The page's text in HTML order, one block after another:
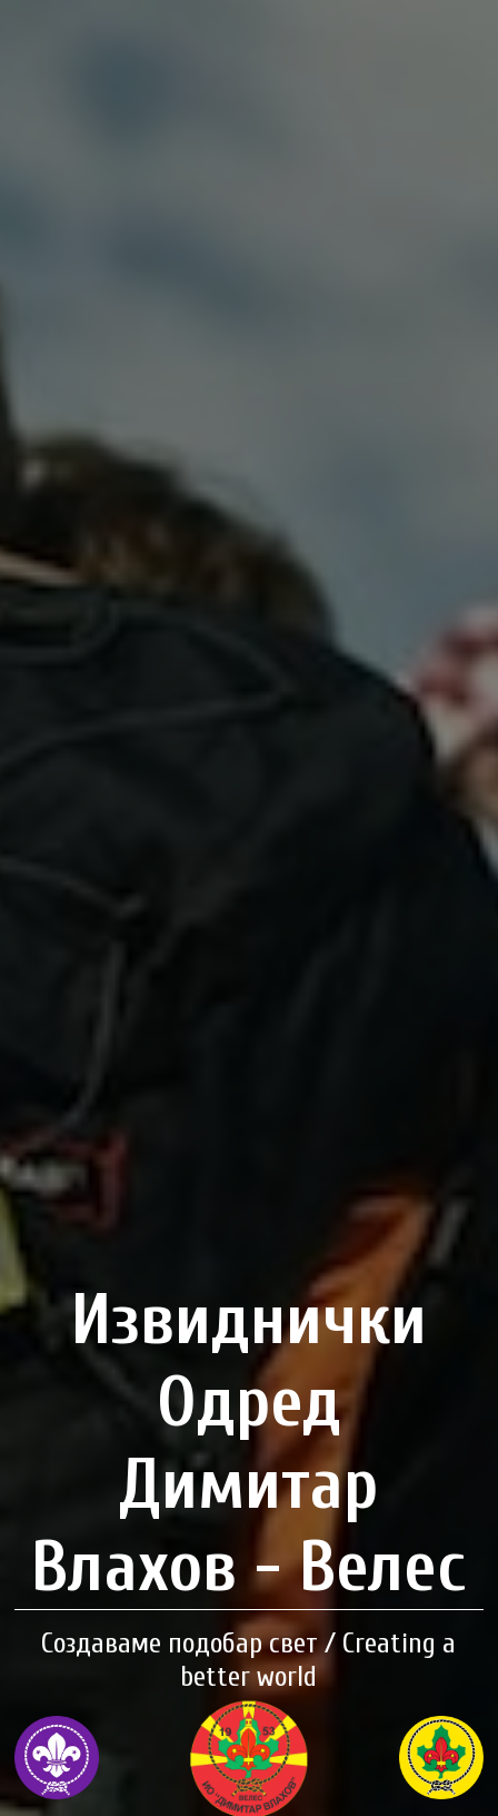
Извиднички
Одред
Димитар
Влахов - Велес
Создаваме подобар свет / Creating a
better world